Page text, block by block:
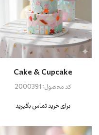
Cake & Cupcake
برای خرید تماس بگیرید
کد محصول:2000391